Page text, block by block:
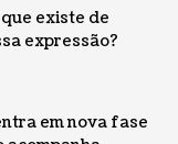
existe de
expressão?
em nova fase